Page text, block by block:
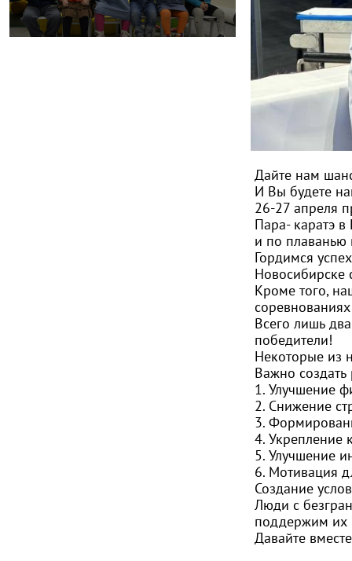
Дайте нам
И Вы будете
26-27 апреля
Пара- каратэ
и по плаванью
Гордимся
Кроме того,
Всего лишь
победители!
Некоторые из
Важно
1. Улучшение
2. Снижение
3.
4. Укрепление
5. Улучшение
6. Мотивация
Создание
Люди с
поддержим их
Давайте